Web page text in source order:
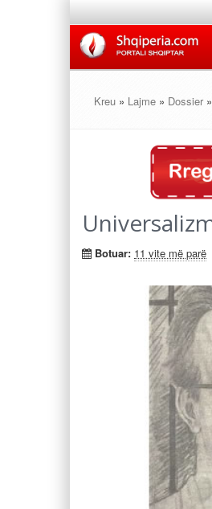
Kreu » Lajme » Dossier
Botuar: 11 vite më parë